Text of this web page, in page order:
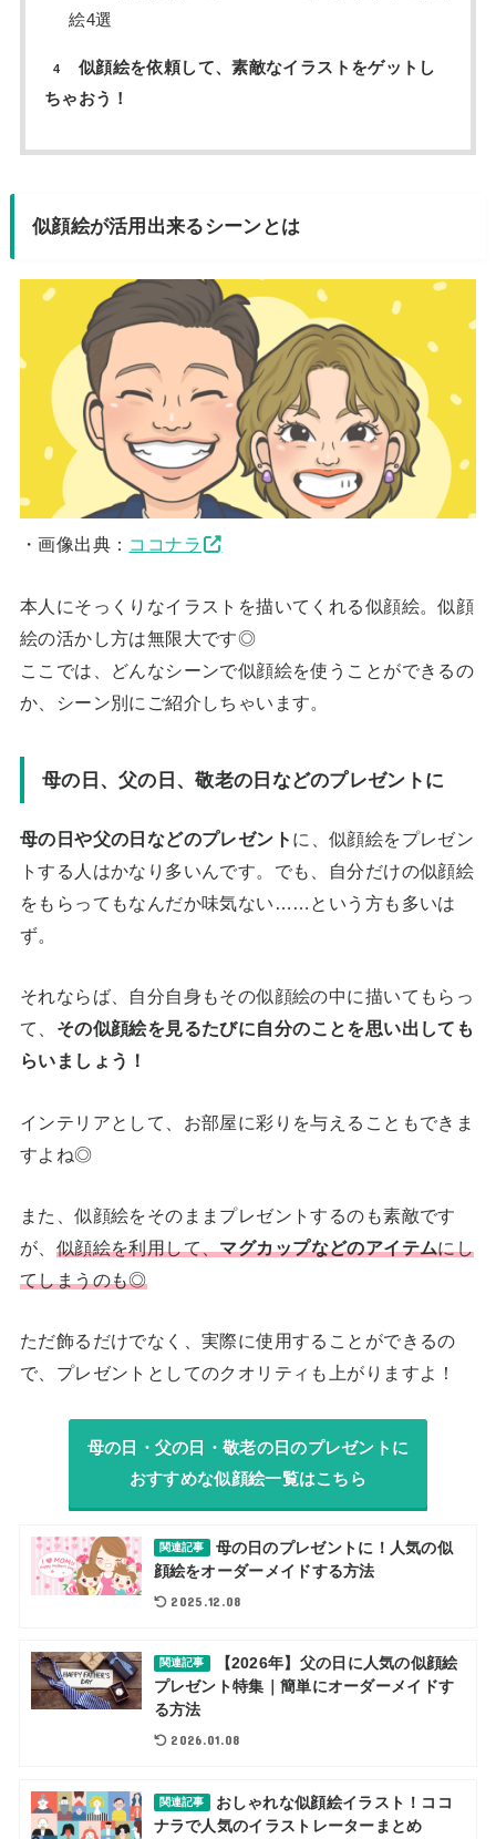
絵4選
4
似顔絵を依頼して、素敵なイラストをゲットし
ちゃおう！
似顔絵が活用出来るシーンとは
・画像出典： ココナラ
本人にそっくりなイラストを描いてくれる似顔絵。似顔
絵の活かし方は無限大です◎
ここでは、どんなシーンで似顔絵を使うことができるの
か、シーン別にご紹介しちゃいます。
母の日、父の日、敬老の日などのプレゼントに
母の日や父の日などのプレゼント に、似顔絵をプレゼン
トする人はかなり多いんです。でも、自分だけの似顔絵
をもらってもなんだか味気ない……という方も多いは
ず。
それならば、自分自身もその似顔絵の中に描いてもらっ
て、 その似顔絵を見るたびに自分のことを思い出しても
らいましょう！
インテリアとして、お部屋に彩りを与えることもできま
すよね◎
また、似顔絵をそのままプレゼントするのも素敵です
が、 似顔絵を利用して、マグカップなどのアイテムにし
てしまうのも◎
ただ飾るだけでなく、実際に使用することができるの
で、プレゼントとしてのクオリティも上がりますよ！
母の日・父の日・敬老の日のプレゼントに
おすすめな似顔絵一覧はこちら
関連記事
母の日のプレゼントに！人気の似
顔絵をオーダーメイドする方法
2025.12.08
関連記事
【2026年】父の日に人気の似顔絵
プレゼント特集｜簡単にオーダーメイドす
る方法
2026.01.08
関連記事
おしゃれな似顔絵イラスト！ココ
ナラで人気のイラストレーターまとめ